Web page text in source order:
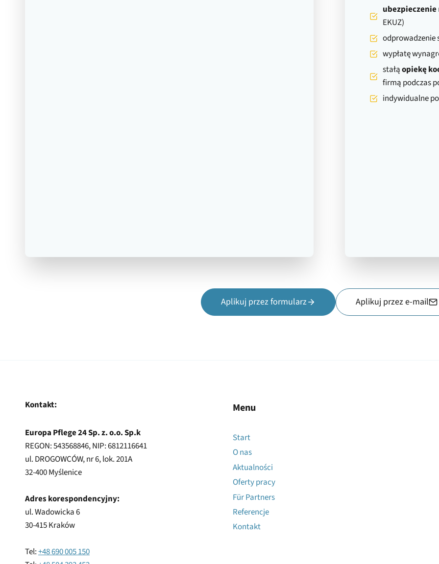
ubezpieczenie
EKUZ)
odprowadzenie
wypłatę
stałąopiekę
firmą podczas
indywidualne
Aplikuj przez formularz Aplikuj przez e-mail
Kontakt:
Europa Pflege 24 Sp. z. o.o. Sp.k
REGON: 543568846, NIP: 6812116641
ul. DROGOWCÓW, nr 6, lok. 201A
32-400 Myślenice
Adres korespondencyjny:
ul. Wadowicka 6
30-415 Kraków
Tel:+48 690 005 150
Menu
Start
O nas
Aktualności
Oferty pracy
Für Partners
Referencje
Kontakt